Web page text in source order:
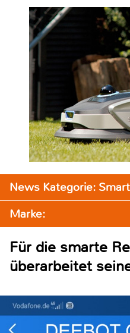
News Kategorie:
Marke:
Für die smarte
überarbeitet